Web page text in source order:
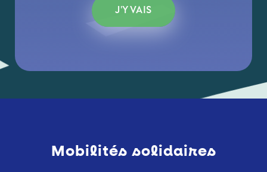
J'Y VAIS
Mobilités solidaires